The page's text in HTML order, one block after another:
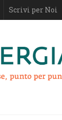
Scrivi per Noi